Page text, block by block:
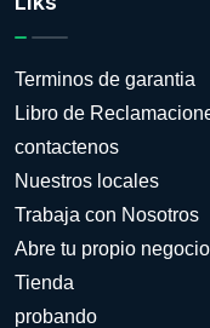
Terminos de garantia
Libro de
contactenos
Nuestros locales
Trabaja con Nosotros
Abre tu propio
Tienda
probando